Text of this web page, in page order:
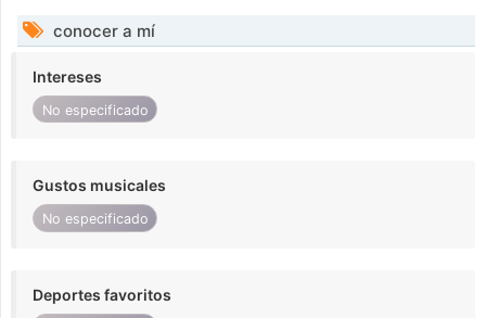
conocer a mí
Intereses
No especificado
Gustos musicales
No especificado
Deportes favoritos